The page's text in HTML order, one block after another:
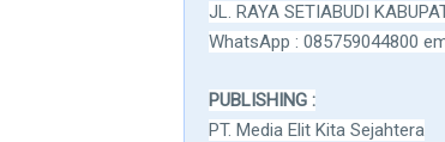
JL. RAYA SETIABUDI
WhatsApp : 085759044800
PUBLISHING :
PT. Media Elit Kita Sejahtera